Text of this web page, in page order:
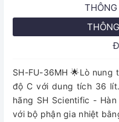
SH-FU-36MH 🌟Lò
độ C với dung tích 36
hãng SH Scientific -
với bộ phận gia nhiệt